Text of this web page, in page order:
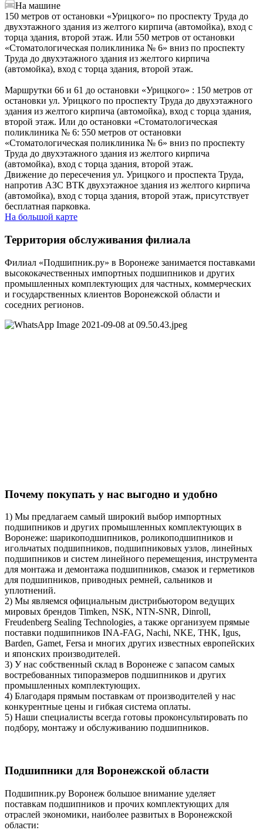
На машине
150 метров от остановки «Урицкого» по проспекту Труда до
двухэтажного здания из желтого кирпича (автомойка), вход с
торца здания, второй этаж. Или 550 метров от остановки
«Стоматологическая поликлиника № 6» вниз по проспекту
Труда до двухэтажного здания из желтого кирпича
(автомойка), вход с торца здания, второй этаж.
Маршрутки 66 и 61 до остановки «Урицкого» : 150 метров от
остановки ул. Урицкого по проспекту Труда до двухэтажного
здания из желтого кирпича (автомойка), вход с торца здания,
второй этаж. Или до остановки «Стоматологическая
поликлиника № 6: 550 метров от остановки
«Стоматологическая поликлиника № 6» вниз по проспекту
Труда до двухэтажного здания из желтого кирпича
(автомойка), вход с торца здания, второй этаж.
Движение до пересечения ул. Урицкого и проспекта Труда,
напротив АЗС ВТК двухэтажное здания из желтого кирпича
(автомойка), вход с торца здания, второй этаж, присутствует
бесплатная парковка.
На большой карте
Территория обслуживания филиала
Филиал «Подшипник.ру» в Воронеже занимается поставками
высококачественных импортных подшипников и других
промышленных комплектующих для частных, коммерческих
и государственных клиентов Воронежской области и
соседних регионов.
Почему покупать у нас выгодно и удобно
1) Мы предлагаем самый широкий выбор импортных
подшипников и других промышленных комплектующих в
Воронеже: шарикоподшипников, роликоподшипников и
игольчатых подшипников, подшипниковых узлов, линейных
подшипников и систем линейного перемещения, инструмента
для монтажа и демонтажа подшипников, смазок и герметиков
для подшипников, приводных ремней, сальников и
уплотнений.
2) Мы являемся официальным дистрибьютором ведущих
мировых брендов Timken, NSK, NTN-SNR, Dinroll,
Freudenberg Sealing Technologies, а также организуем прямые
поставки подшипников INA-FAG, Nachi, NKE, THK, Igus,
Barden, Gamet, Fersa и многих других известных европейских
и японских производителей.
3) У нас собственный склад в Воронеже с запасом самых
востребованных типоразмеров подшипников и других
промышленных комплектующих.
4) Благодаря прямым поставкам от производителей у нас
конкурентные цены и гибкая система оплаты.
5) Наши специалисты всегда готовы проконсультировать по
подбору, монтажу и обслуживанию подшипников.
Подшипники для Воронежской области
Подшипник.ру Воронеж большое внимание уделяет
поставкам подшипников и прочих комплектующих для
отраслей экономики, наиболее развитых в Воронежской
области: